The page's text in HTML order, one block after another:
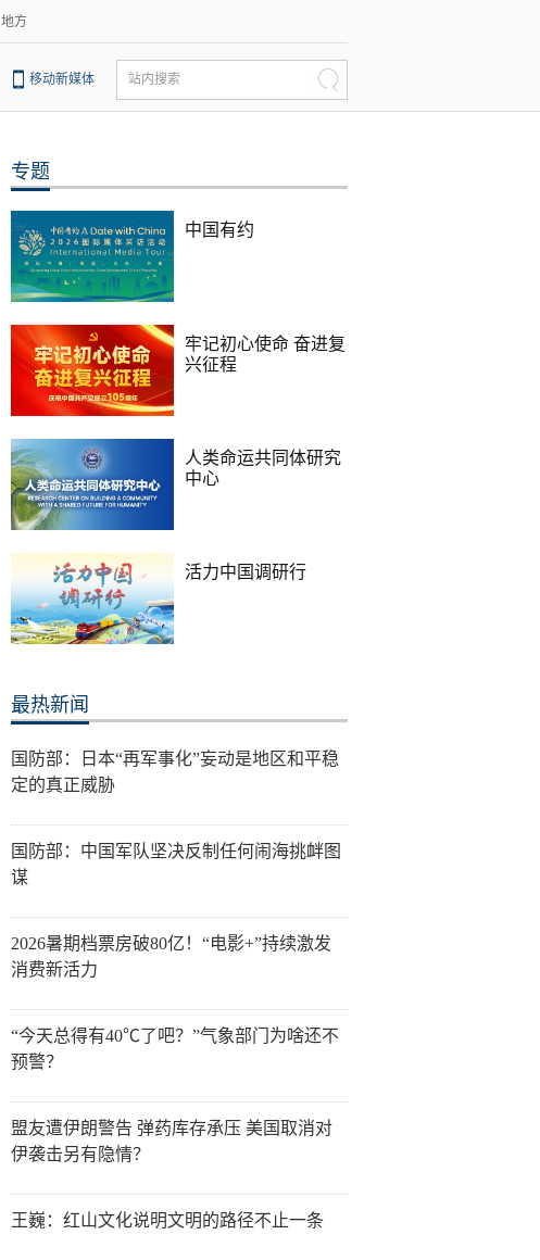
地方
移动新媒体 站内搜索
专题
中国有约
牢记初心使命 奋进复
兴征程
人类命运共同体研究
中心
活力中国调研行
最热新闻
国防部：日本“再军事化”妄动是地区和平稳
定的真正威胁
国防部：中国军队坚决反制任何闹海挑衅图
谋
2026暑期档票房破80亿！“电影+”持续激发
消费新活力
“今天总得有40℃了吧？”气象部门为啥还不
预警？
盟友遭伊朗警告 弹药库存承压 美国取消对
伊袭击另有隐情？
王巍：红山文化说明文明的路径不止一条